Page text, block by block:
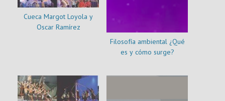
Cueca Margot Loyola y
Oscar Ramírez
Filosofía ambiental ¿Qué
es y cómo surge?